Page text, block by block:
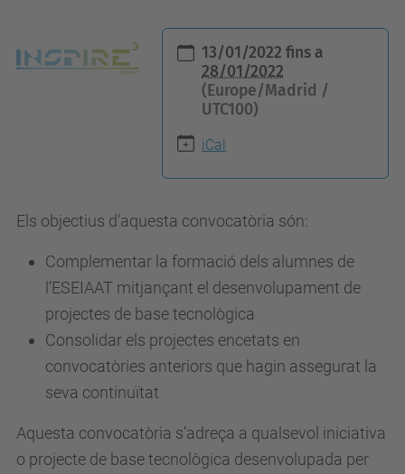
t
/
.
u
13/01/2022fins a
28/01/2022
(Europe/Madrid /
UTC100)
iCal
Els objectius d'aquesta convocatòria són:
Complementar la formació dels alumnes de
l’ESEIAAT mitjançant el desenvolupament de
projectes de base tecnològica
Consolidar els projectes encetats en
convocatòries anteriors que hagin assegurat la
seva continuïtat
Aquesta convocatòria s’adreça a qualsevol iniciativa
o projecte de base tecnològica desenvolupada per